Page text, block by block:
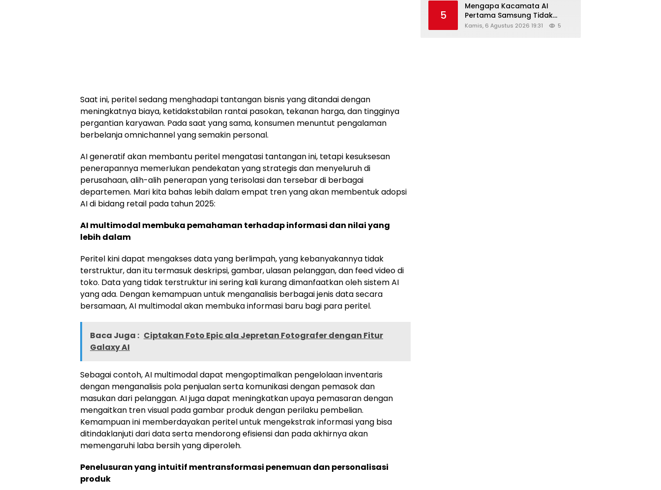
Saat ini, peritel sedang menghadapi tantangan bisnis yang ditandai dengan
meningkatnya biaya, ketidakstabilan rantai pasokan, tekanan harga, dan tingginya
pergantian karyawan. Pada saat yang sama, konsumen menuntut pengalaman
berbelanja omnichannel yang semakin personal.
AI generatif akan membantu peritel mengatasi tantangan ini, tetapi kesuksesan
penerapannya memerlukan pendekatan yang strategis dan menyeluruh di
perusahaan, alih-alih penerapan yang terisolasi dan tersebar di berbagai
departemen. Mari kita bahas lebih dalam empat tren yang akan membentuk adopsi
AI di bidang retail pada tahun 2025:
AI multimodal membuka pemahaman terhadap informasi dan nilai yang
lebih dalam
Peritel kini dapat mengakses data yang berlimpah, yang kebanyakannya tidak
terstruktur, dan itu termasuk deskripsi, gambar, ulasan pelanggan, dan feed video di
toko. Data yang tidak terstruktur ini sering kali kurang dimanfaatkan oleh sistem AI
yang ada. Dengan kemampuan untuk menganalisis berbagai jenis data secara
bersamaan, AI multimodal akan membuka informasi baru bagi para peritel.
Baca Juga : Ciptakan Foto Epic ala Jepretan Fotografer dengan Fitur
Galaxy AI
Sebagai contoh, AI multimodal dapat mengoptimalkan pengelolaan inventaris
dengan menganalisis pola penjualan serta komunikasi dengan pemasok dan
masukan dari pelanggan. AI juga dapat meningkatkan upaya pemasaran dengan
mengaitkan tren visual pada gambar produk dengan perilaku pembelian.
Kemampuan ini memberdayakan peritel untuk mengekstrak informasi yang bisa
ditindaklanjuti dari data serta mendorong efisiensi dan pada akhirnya akan
memengaruhi laba bersih yang diperoleh.
Penelusuran yang intuitif mentransformasi penemuan dan personalisasi
produk
5
Mengapa Kacamata AI
Pertama Samsung Tidak
Dibekali Layar?
Kamis, 6 Agustus 2026 19:31 5